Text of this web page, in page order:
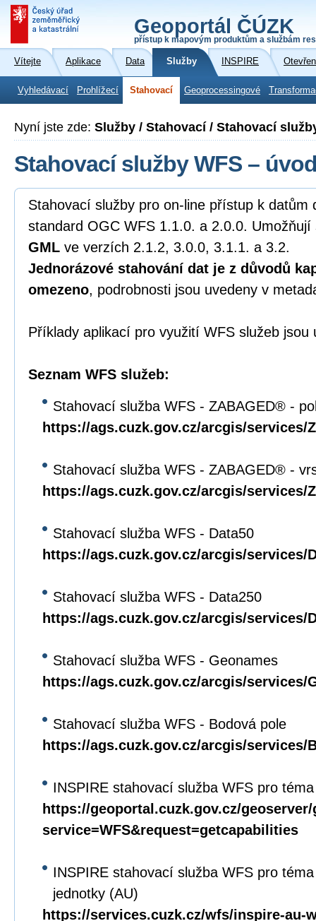
Geoportál ČÚZK
přístup k mapovým produktům a službám
Vítejte Aplikace Data Služby INSPIRE
Vyhledávací Prohlížecí Stahovací Geoprocessingové
Nyní jste zde: Služby / Stahovací / Stahovací
Stahovací služby WFS –
Stahovací služby pro on-line přístup k datům
standard OGC WFS 1.1.0. a 2.0.0.
GML ve verzích 2.1.2, 3.0.0, 3.1.1. a 3.2.
Jednorázové stahování dat je z důvodů
omezeno, podrobnosti jsou uvedeny v
Příklady aplikací pro využití WFS služeb jsou
Seznam WFS služeb:
Stahovací služba WFS - ZABAGED® -
https://ags.cuzk.gov.cz/arcgis/services/
Stahovací služba WFS - ZABAGED® -
https://ags.cuzk.gov.cz/arcgis/services/
Stahovací služba WFS - Data50
https://ags.cuzk.gov.cz/arcgis/services/
Stahovací služba WFS - Data250
https://ags.cuzk.gov.cz/arcgis/services/
Stahovací služba WFS - Geonames
https://ags.cuzk.gov.cz/arcgis/services/
Stahovací služba WFS - Bodová pole
https://ags.cuzk.gov.cz/arcgis/services/
INSPIRE stahovací služba WFS pro
https://geoportal.cuzk.gov.cz/
service=WFS&request=getcapabilities
INSPIRE stahovací služba WFS pro
jednotky (AU)
https://services.cuzk.cz/wfs/inspire-au-